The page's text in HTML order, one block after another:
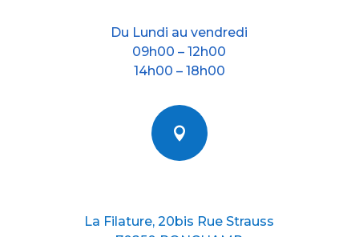
Du Lundi au vendredi
09h00 – 12h00
14h00 – 18h00

La Filature, 20bis Rue Strauss